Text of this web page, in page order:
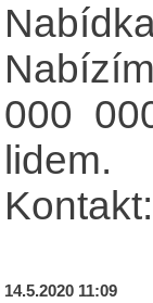
000
lidem.
14.5.2020 11:09